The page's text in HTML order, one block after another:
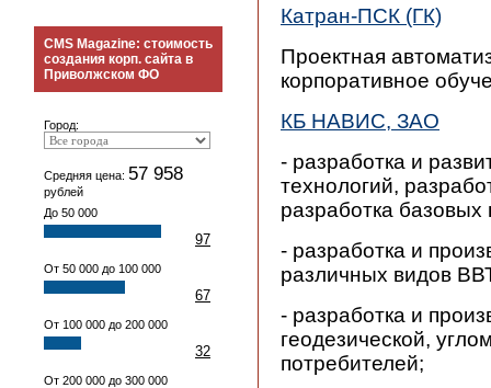
CMS Magazine: стоимость
создания корп. сайта в
Приволжском ФО
Город:
Средняя цена: 57 958
рублей
До 50 000
97
От 50 000 до 100 000
67
От 100 000 до 200 000
32
От 200 000 до 300 000
Катран-ПСК (ГК)
Проектная
корпоративное
КБ НАВИС, ЗАО
- разработка и
технологий,
разработка
- разработка и
различных видов
- разработка и
геодезической,
потребителей;